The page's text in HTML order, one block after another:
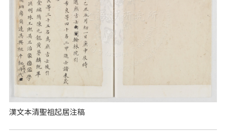
漢文本清聖祖起居注稿